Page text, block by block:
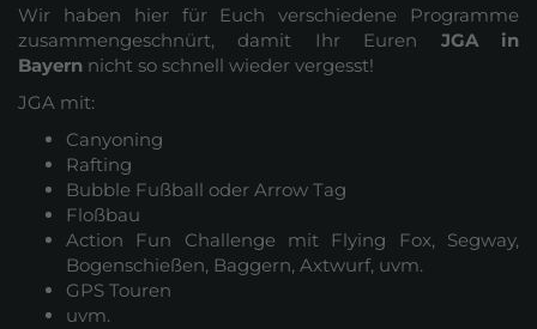
Wir haben hier für Euch verschiedene Programme
zusammengeschnürt, damit Ihr Euren JGA in
Bayern nicht so schnell wieder vergesst!
JGA mit:
Canyoning
Rafting
Bubble Fußball oder Arrow Tag
Floßbau
Action Fun Challenge mit Flying Fox, Segway,
Bogenschießen, Baggern, Axtwurf, uvm.
GPS Touren
uvm.